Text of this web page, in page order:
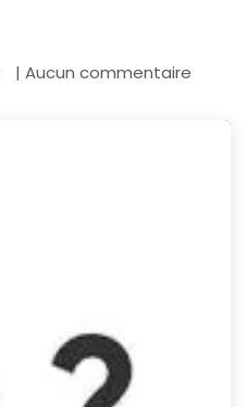
| Aucun commentaire